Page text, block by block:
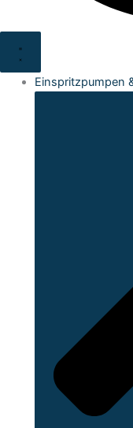
Einspritzpumpen